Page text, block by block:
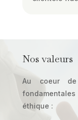
Nos valeurs
Au coeur
éthique :